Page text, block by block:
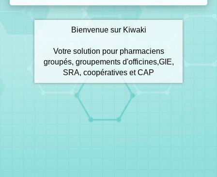
Bienvenue sur Kiwaki
Votre solution pour pharmaciens
groupés, groupements d'officines,GIE,
SRA, coopératives et CAP